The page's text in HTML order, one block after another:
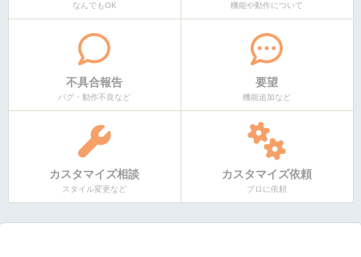
なんでもOK 機能や動作について
不具合報告
バグ・動作不良など
要望
機能追加など
カスタマイズ相談
スタイル変更など
カスタマイズ依頼
プロに依頼